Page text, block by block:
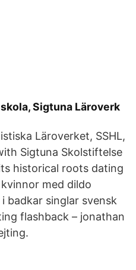
Sigtuna Läroverk
Läroverket, SSHL,
Sigtuna Skolstiftelse
historical roots dating
med dildo
badkar singlar svensk
flashback – jonathan